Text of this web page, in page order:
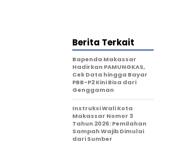
Berita Terkait
Bapenda Makassar
Hadirkan PAMUNGKAS,
Cek Data hingga Bayar
PBB-P2 Kini Bisa dari
Genggaman
Instruksi Wali Kota
Makassar Nomor 3
Tahun 2026: Pemilahan
Sampah Wajib Dimulai
dari Sumber